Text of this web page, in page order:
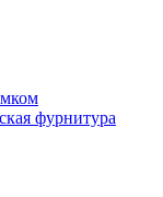
фурнитура